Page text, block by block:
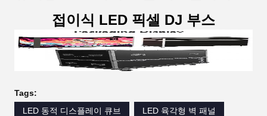
접이식 LED 픽셀 DJ 부스
Tags:
LED 동적 디스플레이 큐브
LED 육각형 벽 패널